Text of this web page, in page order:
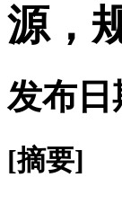
源，
发布日
[摘要]